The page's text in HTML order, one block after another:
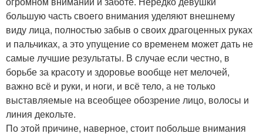
большую часть своего внимания уделяют внешнему
виду лица, полностью забыв о своих драгоценных руках
и пальчиках, а это упущение со временем может дать не
самые лучшие результаты. В случае если честно, в
борьбе за красоту и здоровье вообще нет мелочей,
важно всё и руки, и ноги, и всё тело, а не только
выставляемые на всеобщее обозрение лицо, волосы и
линия декольте.
По этой причине, наверное, стоит побольше внимания